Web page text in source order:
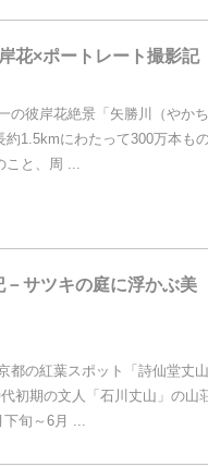
花×ポートレート撮影記
の彼岸花絶景「矢勝川（やかち
1.5kmにわたって300万本も
こと、周 ...
－サツキの庭に浮かぶ美
都の紅葉スポット「詩仙堂丈山
初期の文人「石川丈山」の山
旬～6月 ...